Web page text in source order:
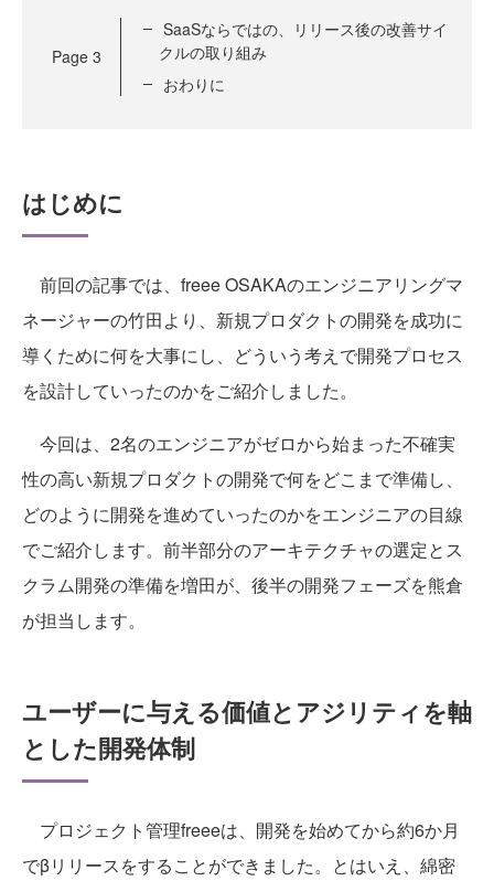
Page 3
SaaSならではの、リリース後の改善サイ
クルの取り組み
おわりに
はじめに
前回の記事では、freee OSAKAのエンジニアリングマ
ネージャーの竹田より、新規プロダクトの開発を成功に
導くために何を大事にし、どういう考えで開発プロセス
を設計していったのかをご紹介しました。
今回は、2名のエンジニアがゼロから始まった不確実
性の高い新規プロダクトの開発で何をどこまで準備し、
どのように開発を進めていったのかをエンジニアの目線
でご紹介します。前半部分のアーキテクチャの選定とス
クラム開発の準備を増田が、後半の開発フェーズを熊倉
が担当します。
ユーザーに与える価値とアジリティを軸
とした開発体制
プロジェクト管理freeeは、開発を始めてから約6か月
でβリリースをすることができました。とはいえ、綿密